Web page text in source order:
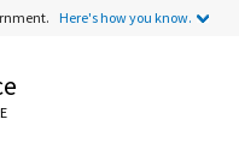
Here's how you know.
de los alimentos